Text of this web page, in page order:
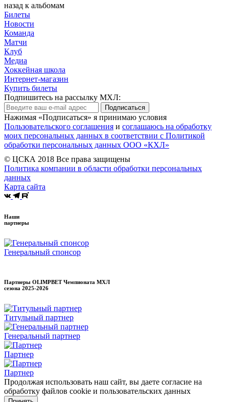
назад к альбомам
Билеты
Новости
Команда
Матчи
Клуб
Медиа
Хоккейная школа
Интернет-магазин
Купить билеты
Подпишитесь на рассылку МХЛ:
Подписаться
Нажимая «Подписаться» я принимаю условия
Пользовательского соглашения и соглашаюсь на обработку
моих персональных данных в соответствии с Политикой
обработки персональных данных ООО «КХЛ»
© ЦСКА 2018 Все права защищены
Политика компании в области обработки персональных
данных
Карта сайта
Наши
партнеры
Генеральный спонсор
Партнеры OLIMPBET Чемпионата МХЛ
сезона 2025-2026
Титульный партнер
Генеральный партнер
Партнер
Партнер
Продолжая использовать наш сайт, вы даете согласие на
обработку файлов cookie и пользовательских данных